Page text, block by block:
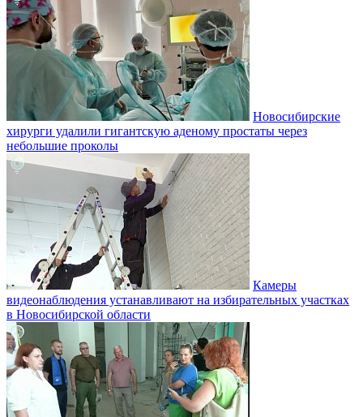
Новосибирские
хирурги удалили гигантскую аденому простаты через
небольшие проколы
Камеры
видеонаблюдения устанавливают на избирательных участках
в Новосибирской области